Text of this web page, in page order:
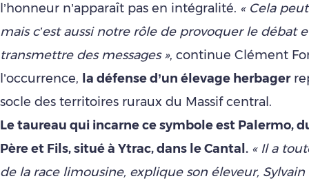
l’honneur n’apparaît pas en intégralité. « Cela
mais c’est aussi notre rôle de provoquer le débat
transmettre des messages », continue Clément
l’occurrence, la défense d’un élevage herbager
socle des territoires ruraux du Massif central.
Le taureau qui incarne ce symbole est Palermo,
Père et Fils, situé à Ytrac, dans le Cantal. « Il a
de la race limousine, explique son éleveur,